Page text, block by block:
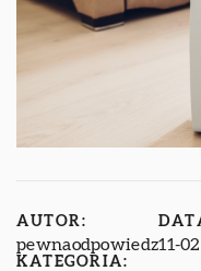
AUTOR:
pewnaodpowiedz11-
KATEGORIA: